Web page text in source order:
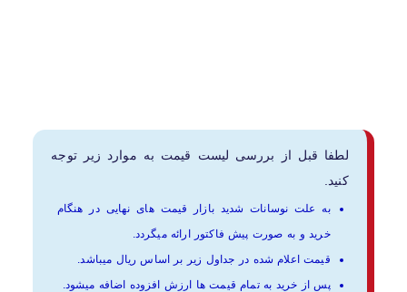
لطفا قبل از بررسی لیست قیمت به موارد زیر توجه
کنید.
به علت نوسانات شدید بازار قیمت های نهایی در هنگام
خرید و به صورت پیش فاکتور ارائه میگردد.
قیمت اعلام شده در جداول زیر بر اساس ریال میباشد.
پس از خرید به تمام قیمت ها ارزش افزوده اضافه میشود.